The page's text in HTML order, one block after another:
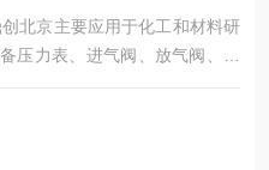
北京主要应用于化工和材料研
压力表、进气阀、放气阀、探